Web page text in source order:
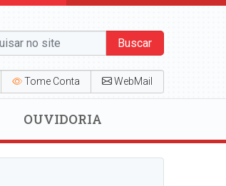
Buscar
Tome Conta WebMail
OUVIDORIA